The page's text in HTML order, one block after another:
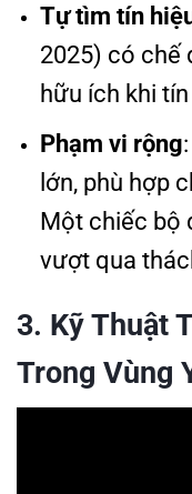
Tự tìm tín
2025) có chế
hữu ích khi
Phạm vi rộng
lớn, phù hợp
Một chiếc bộ
vượt qua
3. Kỹ Thuật
Trong Vùng